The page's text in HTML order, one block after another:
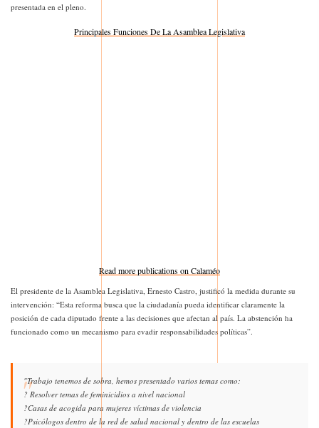
presentada en el pleno.
Principales Funciones De La Asamblea Legislativa
Read more publications on Calaméo
El presidente de la Asamblea Legislativa, Ernesto Castro, justificó la medida durante su
intervención: “Esta reforma busca que la ciudadanía pueda identificar claramente la
posición de cada diputado frente a las decisiones que afectan al país. La abstención ha
funcionado como un mecanismo para evadir responsabilidades políticas”.
"Trabajo tenemos de sobra, hemos presentado varios temas como:
? Resolver temas de feminicidios a nivel nacional
?Casas de acogida para mujeres víctimas de violencia
?Psicólogos dentro de la red de salud nacional y dentro de las escuelas